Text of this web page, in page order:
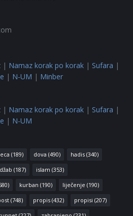
| Namaz korak po korak | Sufara |
| N-UM | Minber
| Namaz korak po korak | Sufara |
| N-UM
(189) dova (490) hadis (340)
(187) islam (353)
kurban (190) liječenje (190)
(748) propis (432) propisi (207)